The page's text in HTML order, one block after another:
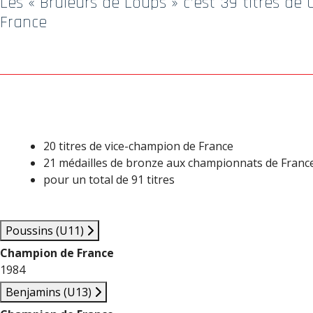
France
20 titres de vice-champion de France
21 médailles de bronze aux championnats de
pour un total de 91 titres
Poussins (U11)
Champion de France
1984
Benjamins (U13)